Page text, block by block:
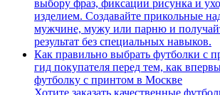
выбору фраз, фиксации рисунка и
изделием. Создавайте прикольные
мужчине, мужу или парню и
результат без специальных навыков.
Как правильно выбрать футболки с
гид покупателя перед тем, как
футболку с принтом в Москве
Хотите заказать качественные